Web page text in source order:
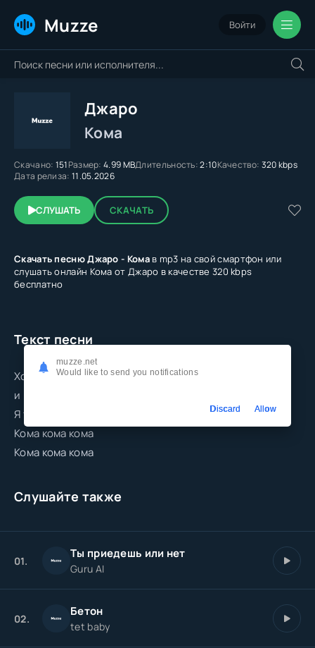
Muzze Войти
Джаро
Кома
Скачано: 151Размер: 4.99 MBДлительность:2:10Качество: 320 kbps
Дата релиза: 11.05.2026
СЛУШАТЬ СКАЧАТЬ
Скачать песню Джаро - Комав mp3 на свой смартфон или
слушать онлайн Кома от Джаро в качестве 320 kbps
бесплатно
Текст песни
Хочу потерять с тобой свой день
и можно даже было бы больше
Я теряю сомнения но без тебя мир кома
Кома кома кома
Кома кома кома
Слушайте также
01. Ты приедешь или нет
Guru AI
02. Бетон
tet baby
muzze.net
Would like to send you notifications
Discard Allow